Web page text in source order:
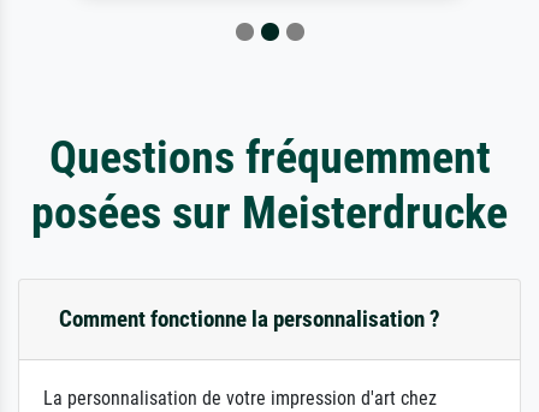
Questions fréquemment
posées sur Meisterdrucke
Comment fonctionne la personnalisation ?
La personnalisation de votre impression d'art chez